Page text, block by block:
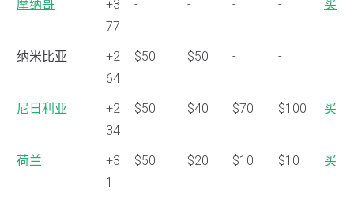
摩纳哥
+3
77
- - - - 买
纳米比亚
+2
64
$50 $50 - -
尼日利亚
+2
34
$50 $40 $70 $100 买
荷兰
+3
1
$50 $20 $10 $10 买